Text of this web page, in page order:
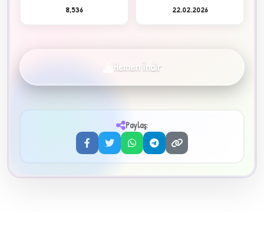
8,536 22.02.2026
Hemen İndir
Paylaş: